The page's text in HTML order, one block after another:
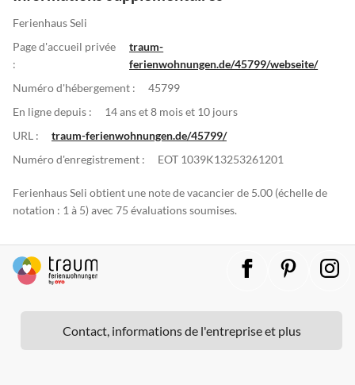
Ferienhaus Seli
Page d'accueil privée
:
traum-
ferienwohnungen.de/45799/webseite/
Numéro d'hébergement :
45799
En ligne depuis :
14 ans et 8 mois et 10 jours
URL :
traum-ferienwohnungen.de/45799/
Numéro d'enregistrement :
EOT 1039K13253261201
Ferienhaus Seli obtient une note de vacancier de 5.00 (échelle de
notation : 1 à 5) avec 75 évaluations soumises.
Contact, informations de l'entreprise et plus